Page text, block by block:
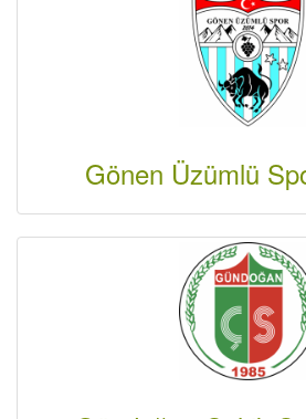
Gönen Üzümlü